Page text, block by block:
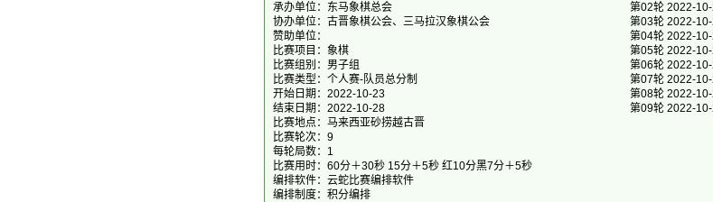
承办单位：东马象棋总会
协办单位：古晋象棋公会、三马拉汉象棋公会
赞助单位：
比赛项目：象棋
比赛组别：男子组
比赛类型：个人赛-队员总分制
开始日期：2022-10-23
结束日期：2022-10-28
比赛地点：马来西亚砂捞越古晋
比赛轮次：9
每轮局数：1
比赛用时：60分＋30秒 15分＋5秒 红10分黑7分＋5秒
编排软件：云蛇比赛编排软件
编排制度：积分编排
第02轮 2022-
第03轮 2022-
第04轮 2022-
第05轮 2022-
第06轮 2022-
第07轮 2022-
第08轮 2022-
第09轮 2022-